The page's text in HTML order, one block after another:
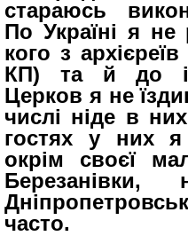
стараюсь
По Україні я не
кого з
КП) та й до
Церков я не
числі ніде в
гостях у них
окрім своєї
часто.